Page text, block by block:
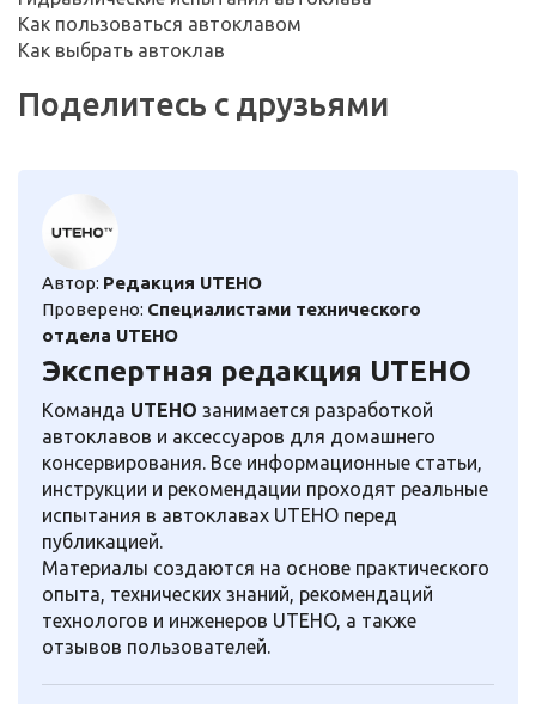
Как пользоваться автоклавом
Как выбрать автоклав
Поделитесь с друзьями
Автор: Редакция UTEHO
Проверено: Специалистами технического
отдела UTEHO
Экспертная редакция UTEHO
Команда UTEHO занимается разработкой
автоклавов и аксессуаров для домашнего
консервирования. Все информационные статьи,
инструкции и рекомендации проходят реальные
испытания в автоклавах UTEHO перед
публикацией.
Материалы создаются на основе практического
опыта, технических знаний, рекомендаций
технологов и инженеров UTEHO, а также
отзывов пользователей.